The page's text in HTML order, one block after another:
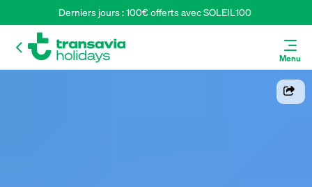
Derniers jours : 100€ offerts avec SOLEIL100
Menu